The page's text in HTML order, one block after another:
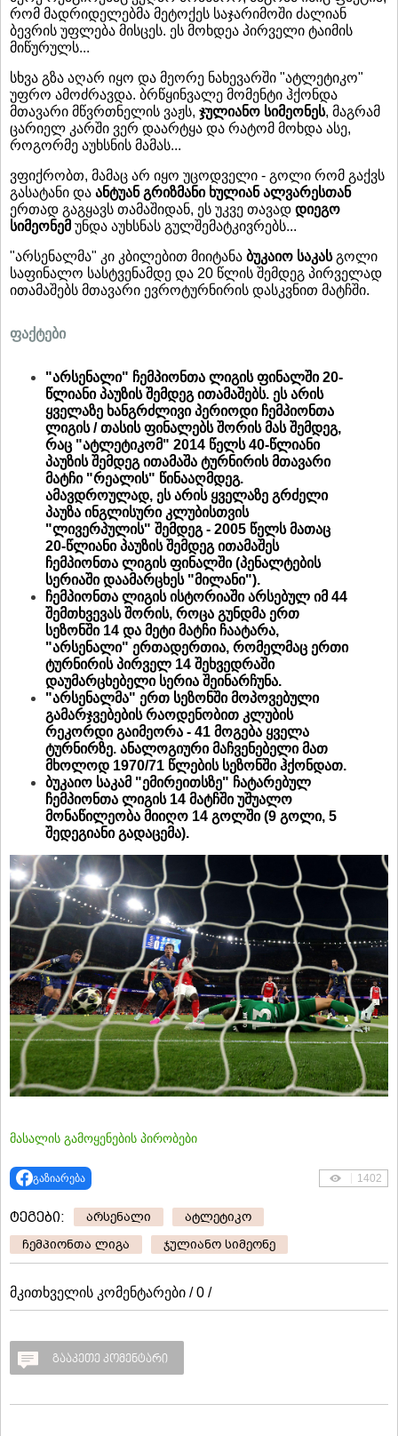
რომ მადრიდელებმა მეტოქეს საჯარიმოში ძალიან
ბევრის უფლება მისცეს. ეს მოხდეა პირველი ტაიმის
მიწურულს...
სხვა გზა აღარ იყო და მეორე ნახევარში "ატლეტიკო"
უფრო ამოძრავდა. ბრწყინვალე მომენტი ჰქონდა
მთავარი მწვრთნელის ვაჟს, ჯულიანო სიმეონეს, მაგრამ
ცარიელ კარში ვერ დაარტყა და რატომ მოხდა ასე,
როგორმე აუხსნის მამას...
ვფიქრობთ, მამაც არ იყო უცოდველი - გოლი რომ გაქვს
გასატანი და ანტუან გრიზმანი ხულიან ალვარესთან
ერთად გაგყავს თამაშიდან, ეს უკვე თავად დიეგო
სიმეონემ უნდა აუხსნას გულშემატკივრებს...
"არსენალმა" კი კბილებით მიიტანა ბუკაიო საკასგოლი
საფინალო სასტვენამდე და 20 წლის შემდეგ პირველად
ითამაშებს მთავარი ევროტურნირის დასკვნით მატჩში.
ფაქტები
"არსენალი" ჩემპიონთა ლიგის ფინალში 20-
წლიანი პაუზის შემდეგ ითამაშებს. ეს არის
ყველაზე ხანგრძლივი პერიოდი ჩემპიონთა
ლიგის / თასის ფინალებს შორის მას შემდეგ,
რაც "ატლეტიკომ" 2014 წელს 40-წლიანი
პაუზის შემდეგ ითამაშა ტურნირის მთავარი
მატჩი "რეალის" წინააღმდეგ.
ამავდროულად, ეს არის ყველაზე გრძელი
პაუზა ინგლისური კლუბისთვის
"ლივერპულის" შემდეგ - 2005 წელს მათაც
20-წლიანი პაუზის შემდეგ ითამაშეს
ჩემპიონთა ლიგის ფინალში (პენალტების
სერიაში დაამარცხეს "მილანი").
ჩემპიონთა ლიგის ისტორიაში არსებულ იმ 44
შემთხვევას შორის, როცა გუნდმა ერთ
სეზონში 14 და მეტი მატჩი ჩაატარა,
"არსენალი" ერთადერთია, რომელმაც ერთი
ტურნირის პირველ 14 შეხვედრაში
დაუმარცხებელი სერია შეინარჩუნა.
"არსენალმა" ერთ სეზონში მოპოვებული
გამარჯვებების რაოდენობით კლუბის
რეკორდი გაიმეორა - 41 მოგება ყველა
ტურნირზე. ანალოგიური მაჩვენებელი მათ
მხოლოდ 1970/71 წლების სეზონში ჰქონდათ.
ბუკაიო საკამ "ემირეითსზე" ჩატარებულ
ჩემპიონთა ლიგის 14 მატჩში უშუალო
მონაწილეობა მიიღო 14 გოლში (9 გოლი, 5
შედეგიანი გადაცემა).
მასალის გამოყენების პირობები
გაზიარება 1402
ტეგები: არსენალი
ატლეტიკო
ჩემპიონთა ლიგა
ჯულიანო სიმეონე
მკითხველის კომენტარები / 0 /
გააკეთე კომენტარი